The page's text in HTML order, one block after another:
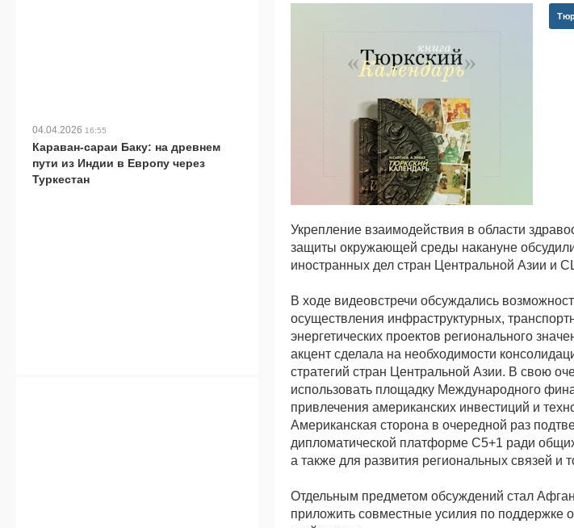
Укрепление взаимодействия в области
защиты окружающей среды накануне
иностранных дел стран Центральной Азии и
В ходе видеовстречи обсуждались
осуществления инфраструктурных,
энергетических проектов регионального
акцент сделала на необходимости
стратегий стран Центральной Азии. В свою
использовать площадку Международного
привлечения американских инвестиций и
Американская сторона в очередной раз
дипломатической платформе C5+1 ради
а также для развития региональных связей и
Отдельным предметом обсуждений стал
приложить совместные усилия по поддержке
04.04.2026 16:55
Караван-сараи Баку: на древнем
пути из Индии в Европу через
Туркестан